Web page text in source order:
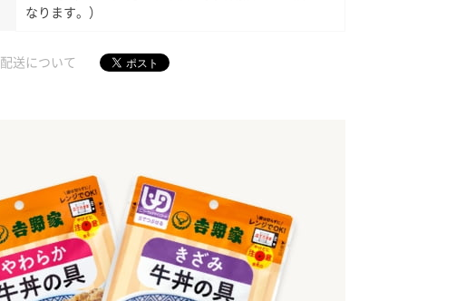
なります。）
配送について